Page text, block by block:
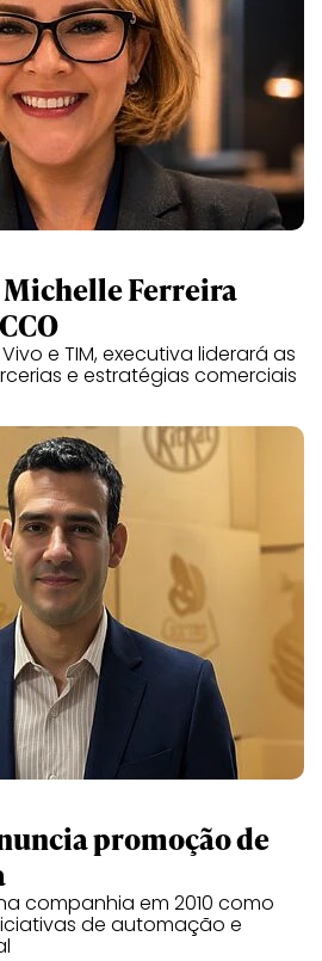
Ferreira
e TIM, executiva liderará as
e estratégias comerciais
promoção de
companhia em 2010 como
de automação e